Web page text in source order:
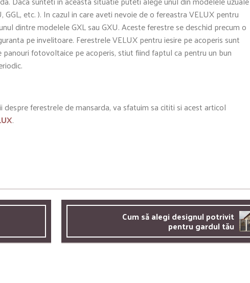
GGL, etc. ). In cazul in care aveti nevoie de o fereastra VELUX pentru
dintre modelele GXL sau GXU. Aceste ferestre se deschid precum o
pe invelitoare. Ferestrele VELUX pentru iesire pe acoperis sunt
fotovoltaice pe acoperis, stiut fiind faptul ca pentru un bun
ferestrele de mansarda, va sfatuim sa cititi si acest articol
.
Cum să alegi designul potrivit
pentru gardul tău